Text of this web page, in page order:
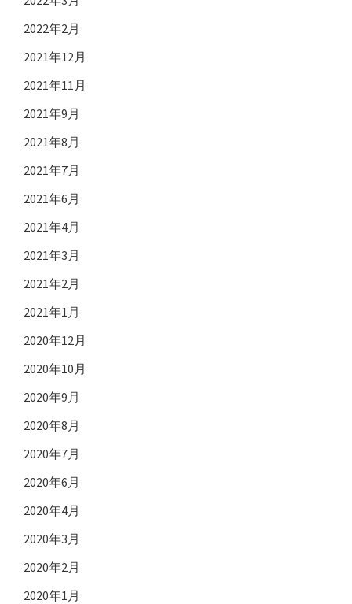
2022年2月
2021年12月
2021年11月
2021年9月
2021年8月
2021年7月
2021年6月
2021年4月
2021年3月
2021年2月
2021年1月
2020年12月
2020年10月
2020年9月
2020年8月
2020年7月
2020年6月
2020年4月
2020年3月
2020年2月
2020年1月